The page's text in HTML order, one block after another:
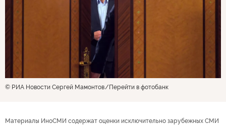
© РИА Новости Сергей Мамонтов Перейти в фотобанк
Материалы ИноСМИ содержат оценки исключительно зарубежных СМИ